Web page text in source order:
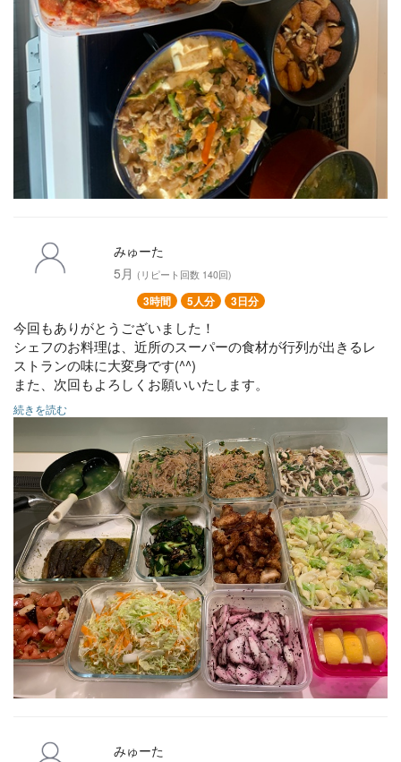
みゅーた
5月 (リピート回数 140回)
3時間 5人分 3日分
今回もありがとうございました！
シェフのお料理は、近所のスーパーの食材が行列が出きるレ
ストランの味に大変身です(^^)
また、次回もよろしくお願いいたします。
◯麻婆春雨
◯ぶりのレモンバジル
◯ヤゲン軟骨の唐揚げ
◯気まぐれマカロニサラダ
◯蕪のゆかり和え
◯トマトとたこのレモンバジルマリネ
◯きゅうりに塩昆布和え
◯気まぐれ中華スープ
続きを読む
みゅーた